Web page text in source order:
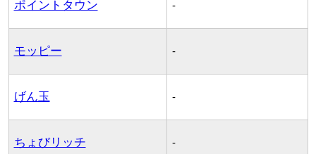
ポイントタウン -
モッピー -
げん玉 -
ちょびリッチ -